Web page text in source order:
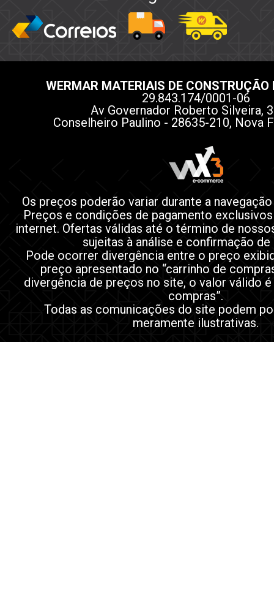
WERMAR MATERIAIS DE CONSTRUÇÃO
29.843.174/0001-06
Av Governador Roberto Silveira,
Conselheiro Paulino - 28635-210, Nova
Os preços poderão variar durante a
Preços e condições de pagamento
internet. Ofertas válidas até o término de
sujeitas à análise e confirmação de
Pode ocorrer divergência entre o preço
preço apresentado no “carrinho de
divergência de preços no site, o valor válido é
compras”.
Todas as comunicações do site podem
meramente ilustrativas.